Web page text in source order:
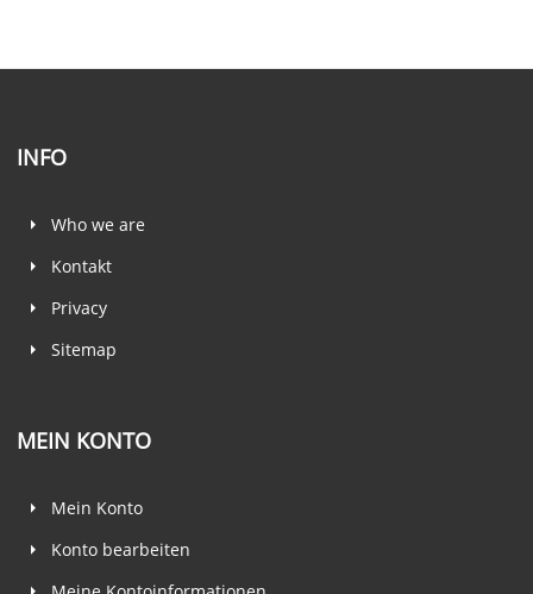
INFO
Who we are
Kontakt
Privacy
Sitemap
MEIN KONTO
Mein Konto
Konto bearbeiten